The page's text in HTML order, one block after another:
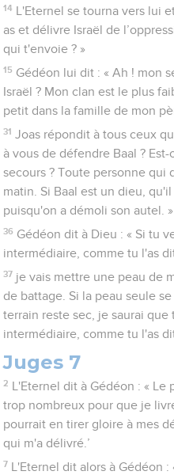
14
L'Eternel se tourna vers lui
as et délivre Israël de
qui t'envoie ? »
15 Gédéon lui dit : « Ah ! mon
Israël ? Mon clan est le plus
petit dans la famille de mon
31 Joas répondit à tous ceux
à vous de défendre Baal ?
secours ? Toute personne qui
matin. Si Baal est un dieu,
puisqu'on a démoli son autel. »
36 Gédéon dit à Dieu : « Si tu
intermédiaire, comme tu l'as
37 je vais mettre une peau de
de battage. Si la peau seule
terrain reste sec, je saurai que
intermédiaire, comme tu l'as
Juges 7
2
L'Eternel dit à Gédéon : «
trop nombreux pour que je
pourrait en tirer gloire à mes
qui m'a délivré.’
7
L'Eternel dit alors à Gédéon